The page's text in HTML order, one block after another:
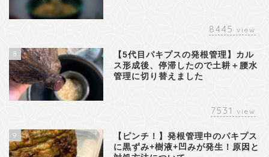
8445 view
8
【5代目パキプスの発根管理】カル
ス形成後、停滞したので土耕＋腰水
管理に切り替えました
7531 view
9
【ピンチ！】発根管理中のパキプス
に黒ずみ+樹液+凹みが発生！原因と